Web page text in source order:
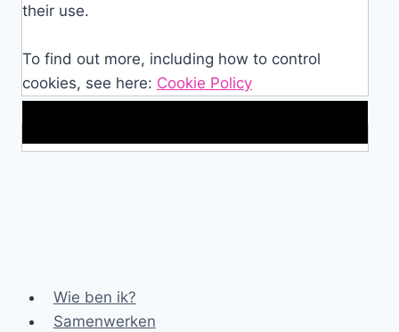
their use.
To find out more, including how to control
cookies, see here: Cookie Policy
Wie ben ik?
Samenwerken